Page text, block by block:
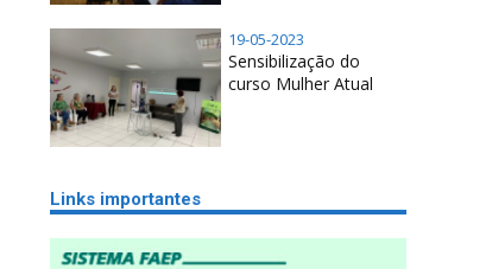
19-05-2023
Sensibilização do
curso Mulher Atual
Links importantes